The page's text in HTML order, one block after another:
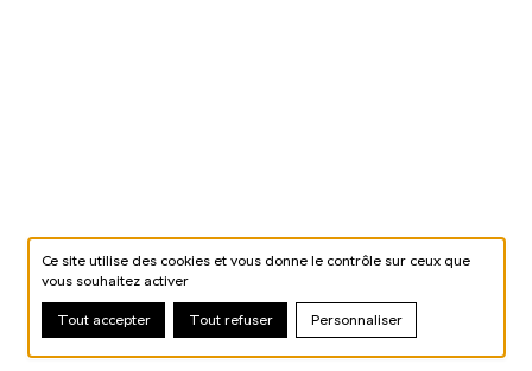
Ce site utilise des cookies et vous donne le contrôle sur ceux que
vous souhaitez activer
Tout accepter Tout refuser Personnaliser